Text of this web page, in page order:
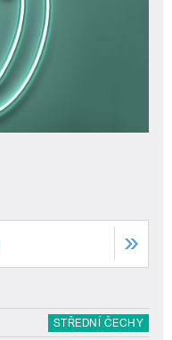
STŘEDNÍ ČECHY